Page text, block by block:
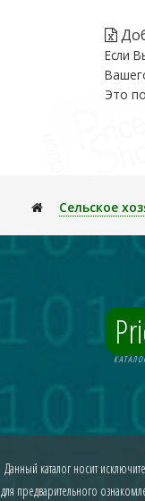
Если
Это
Сельское
Данный каталог носит
для предварительного